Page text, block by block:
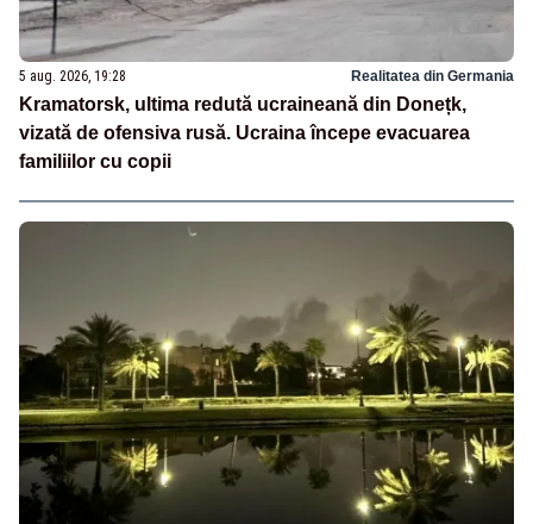
5 aug. 2026, 19:28 Realitatea din Germania
Kramatorsk, ultima redută ucraineană din Donețk,
vizată de ofensiva rusă. Ucraina începe evacuarea
familiilor cu copii